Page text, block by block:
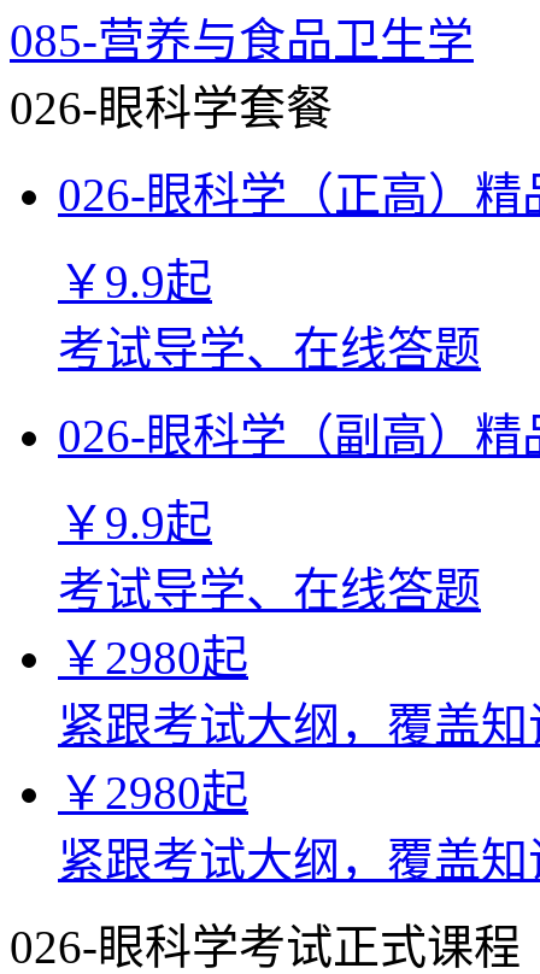
085-营养与食品卫生学
026-眼科学套餐
026-眼科学（正高）精
￥9.9起
考试导学、在线答题
026-眼科学（副高）精
￥9.9起
考试导学、在线答题
￥2980起
紧跟考试大纲，覆盖
￥2980起
紧跟考试大纲，覆盖
026-眼科学考试正式课程